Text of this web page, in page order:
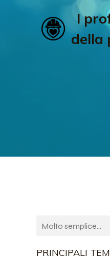
I
della
PRINCIPALI